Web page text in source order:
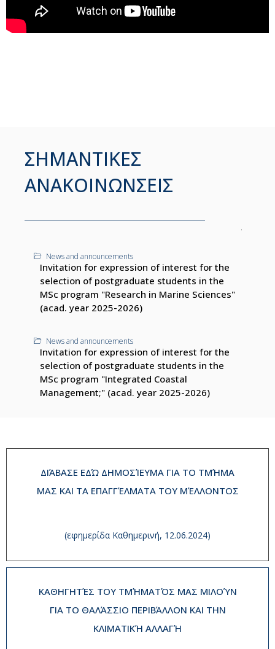
ΣΗΜΑΝΤΙΚΕΣ
ΑΝΑΚΟΙΝΩΝΣΕΙΣ
News and announcements
Invitation for expression of interest for the
selection of postgraduate students in the
MSc program "Research in Marine Sciences"
(acad. year 2025-2026)
News and announcements
Invitation for expression of interest for the
selection of postgraduate students in the
MSc program "Integrated Coastal
Management;" (acad. year 2025-2026)
ΔΙΆΒΑΣΕ ΕΔΏ ΔΗΜΟΣΊΕΥΜΑ ΓΙΑ ΤΟ ΤΜΉΜΑ
ΜΑΣ ΚΑΙ ΤΑ ΕΠΑΓΓΈΛΜΑΤΑ ΤΟΥ ΜΈΛΛΟΝΤΟΣ
(εφημερίδα Καθημερινή, 12.06.2024)
ΚΑΘΗΓΗΤΈΣ ΤΟΥ ΤΜΉΜΑΤΌΣ ΜΑΣ ΜΙΛΟΎΝ
ΓΙΑ ΤΟ ΘΑΛΆΣΣΙΟ ΠΕΡΙΒΆΛΛΟΝ ΚΑΙ ΤΗΝ
ΚΛΙΜΑΤΙΚΉ ΑΛΛΑΓΉ